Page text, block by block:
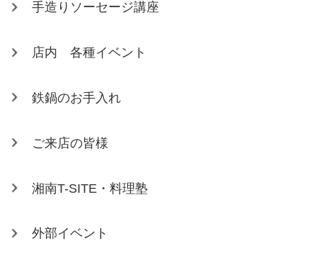
手造りソーセージ講座
店内 各種イベント
鉄鍋のお手入れ
ご来店の皆様
湘南T-SITE・料理塾
外部イベント